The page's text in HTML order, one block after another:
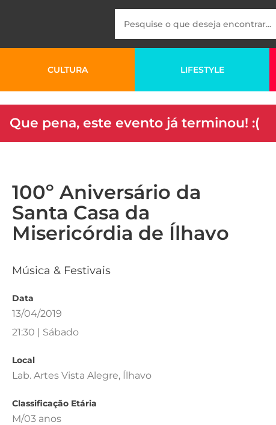
CULTURA LIFESTYLE
Que pena, este evento já terminou! :(
100º Aniversário da
Santa Casa da
Misericórdia de Ílhavo
Música & Festivais
Data
13/04/2019
21:30 | Sábado
Local
Lab. Artes Vista Alegre, Ílhavo
Classificação Etária
M/03 anos